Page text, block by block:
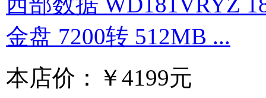
金盘 7200转 512MB ...
本店价：
￥4199元